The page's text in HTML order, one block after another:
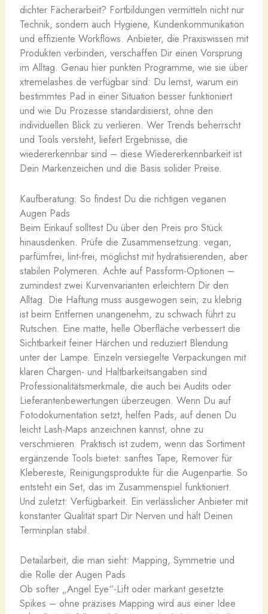
dichter Fächerarbeit? Fortbildungen vermitteln nicht nur
Technik, sondern auch Hygiene, Kundenkommunikation
und effiziente Workflows. Anbieter, die Praxiswissen mit
Produkten verbinden, verschaffen Dir einen Vorsprung
im Alltag. Genau hier punkten Programme, wie sie über
xtremelashes.de verfügbar sind: Du lernst, warum ein
bestimmtes Pad in einer Situation besser funktioniert
und wie Du Prozesse standardisierst, ohne den
individuellen Blick zu verlieren. Wer Trends beherrscht
und Tools versteht, liefert Ergebnisse, die
wiedererkennbar sind – diese Wiedererkennbarkeit ist
Dein Markenzeichen und die Basis solider Preise.
Kaufberatung: So findest Du die richtigen veganen
Augen Pads
Beim Einkauf solltest Du über den Preis pro Stück
hinausdenken. Prüfe die Zusammensetzung: vegan,
parfümfrei, lint-frei, möglichst mit hydratisierenden, aber
stabilen Polymeren. Achte auf Passform-Optionen –
zumindest zwei Kurvenvarianten erleichtern Dir den
Alltag. Die Haftung muss ausgewogen sein; zu klebrig
ist beim Entfernen unangenehm, zu schwach führt zu
Rutschen. Eine matte, helle Oberfläche verbessert die
Sichtbarkeit feiner Härchen und reduziert Blendung
unter der Lampe. Einzeln versiegelte Verpackungen mit
klaren Chargen- und Haltbarkeitsangaben sind
Professionalitätsmerkmale, die auch bei Audits oder
Lieferantenbewertungen überzeugen. Wenn Du auf
Fotodokumentation setzt, helfen Pads, auf denen Du
leicht Lash-Maps anzeichnen kannst, ohne zu
verschmieren. Praktisch ist zudem, wenn das Sortiment
ergänzende Tools bietet: sanftes Tape, Remover für
Klebereste, Reinigungsprodukte für die Augenpartie. So
entsteht ein Set, das im Zusammenspiel funktioniert.
Und zuletzt: Verfügbarkeit. Ein verlässlicher Anbieter mit
konstanter Qualität spart Dir Nerven und hält Deinen
Terminplan stabil.
Detailarbeit, die man sieht: Mapping, Symmetrie und
die Rolle der Augen Pads
Ob softer „Angel Eye“-Lift oder markant gesetzte
Spikes – ohne präzises Mapping wird aus einer Idee